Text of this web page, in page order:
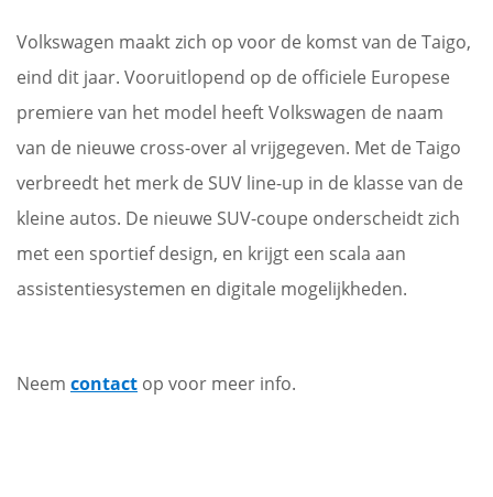
Volkswagen maakt zich op voor de komst van de Taigo,
eind dit jaar. Vooruitlopend op de officiele Europese
premiere van het model heeft Volkswagen de naam
van de nieuwe cross-over al vrijgegeven. Met de Taigo
verbreedt het merk de SUV line-up in de klasse van de
kleine autos. De nieuwe SUV-coupe onderscheidt zich
met een sportief design, en krijgt een scala aan
assistentiesystemen en digitale mogelijkheden.
Neem contact op voor meer info.